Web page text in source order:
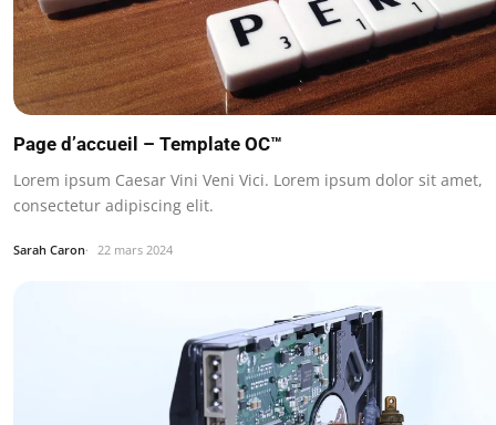
Page d’accueil – Template OC™
Lorem ipsum Caesar Vini Veni Vici. Lorem ipsum dolor sit amet,
consectetur adipiscing elit.
Sarah Caron 22 mars 2024